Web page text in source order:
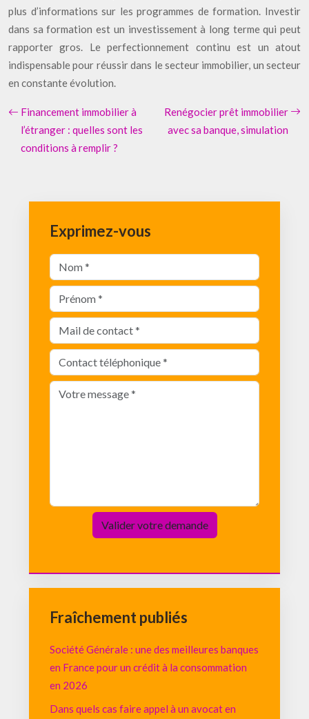
plus d’informations sur les programmes de formation. Investir
dans sa formation est un investissement à long terme qui peut
rapporter gros. Le perfectionnement continu est un atout
indispensable pour réussir dans le secteur immobilier, un secteur
en constante évolution.
Financement immobilier à
l’étranger : quelles sont les
conditions à remplir ?
Renégocier prêt immobilier
avec sa banque, simulation
Exprimez-vous
Fraîchement publiés
Société Générale : une des meilleures banques
en France pour un crédit à la consommation
en 2026
Dans quels cas faire appel à un avocat en